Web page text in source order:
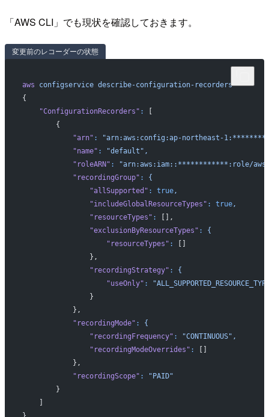
「AWS CLI」でも現状を確認しておきます。
変更前のレコーダーの状態
aws configservice describe-configuration-recorders
{
    "ConfigurationRecorders"
:
        {
            "arn"
:
"arn:aws:config:ap-northeast-
            "name"
:
"default",
            "roleARN"
:
"arn:aws:iam::************:role/aws-
            "recordingGroup"
:
{
                "allSupported"
: true,
                "includeGlobalResourceTypes"
: true,
                "resourceTypes"
:
[],
                "exclusionByResourceTypes"
:
{
                    "resourceTypes"
:
                },
                "recordingStrategy"
:
{
                    "useOnly"
:
                }
            },
            "recordingMode"
:
{
                "recordingFrequency"
:
"CONTINUOUS",
                "recordingModeOverrides"
:
            },
            "recordingScope"
:
"PAID"
        }